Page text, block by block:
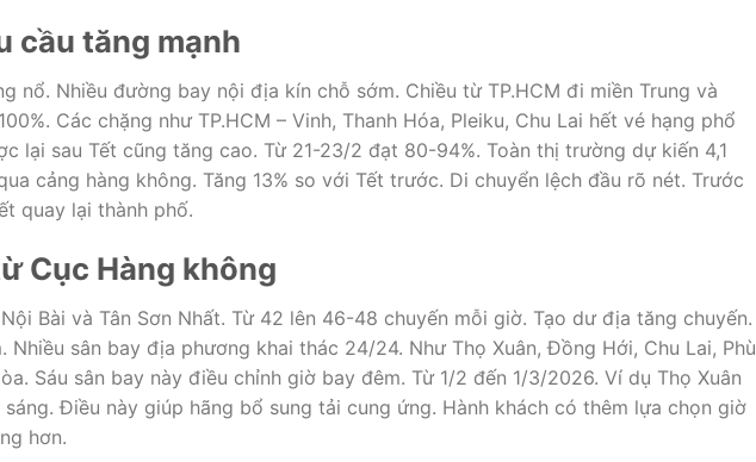
cầu tăng mạnh
nổ. Nhiều đường bay nội địa kín chỗ sớm. Chiều từ TP.HCM đi miền Trung và
Các chặng như TP.HCM – Vinh, Thanh Hóa, Pleiku, Chu Lai hết vé hạng phổ
lại sau Tết cũng tăng cao. Từ 21-23/2 đạt 80-94%. Toàn thị trường dự kiến 4,1
cảng hàng không. Tăng 13% so với Tết trước. Di chuyển lệch đầu rõ nét. Trước
quay lại thành phố.
Cục Hàng không
Bài và Tân Sơn Nhất. Từ 42 lên 46-48 chuyến mỗi giờ. Tạo dư địa tăng chuyến.
Nhiều sân bay địa phương khai thác 24/24. Như Thọ Xuân, Đồng Hới, Chu Lai, Phù
Sáu sân bay này điều chỉnh giờ bay đêm. Từ 1/2 đến 1/3/2026. Ví dụ Thọ Xuân
Điều này giúp hãng bổ sung tải cung ứng. Hành khách có thêm lựa chọn giờ
hơn.